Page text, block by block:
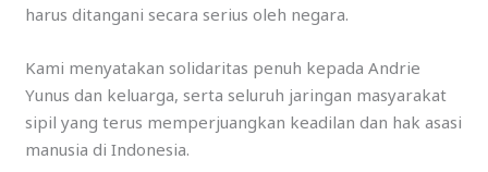
harus ditangani secara serius oleh negara.
Kami menyatakan solidaritas penuh kepada Andrie
Yunus dan keluarga, serta seluruh jaringan masyarakat
sipil yang terus memperjuangkan keadilan dan hak asasi
manusia di Indonesia.